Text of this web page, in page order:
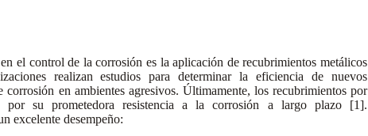
el control de la corrosión es la aplicación de recubrimientos metálicos
realizan estudios para determinar la eficiencia de nuevos
en ambientes agresivos. Últimamente, los recubrimientos por
por su prometedora resistencia a la corrosión a largo plazo [1].
excelente desempeño: